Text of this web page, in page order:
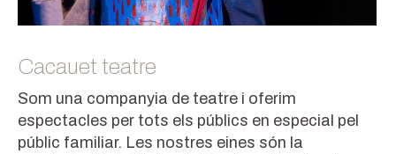
Cacauet teatre
Som una companyia de teatre i oferim
espectacles per tots els públics en especial pel
públic familiar. Les nostres eines són la